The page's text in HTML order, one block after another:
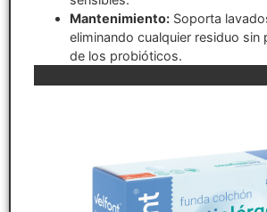
Mantenimiento: Soporta
eliminando cualquier residuo sin
de los probióticos.